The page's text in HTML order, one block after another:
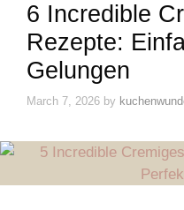
6 Incredible
Rezepte:
Gelungen
March 7, 2026 by